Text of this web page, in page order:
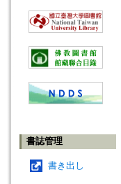
書誌管理
書き出し